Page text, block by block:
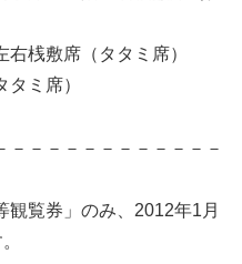
桟敷席（タタミ席）
ミ席）
－－－－－－－－－－－－
覧券」のみ、2012年1月